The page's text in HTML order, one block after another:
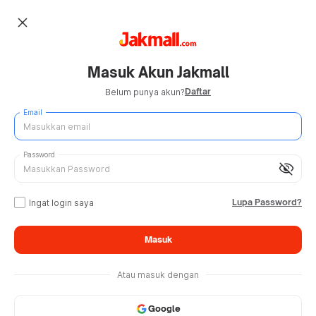
close
Masuk Akun Jakmall
Belum punya akun?Daftar
Email
visibility_off
Password
Ingat login saya Lupa Password?
Masuk
Atau masuk dengan
Google